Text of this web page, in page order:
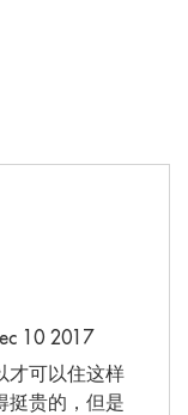
10 2017
才可以住这样
挺贵的，但是